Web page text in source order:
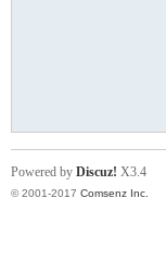
Powered by Discuz! X3.4
© 2001-2017 Comsenz Inc.